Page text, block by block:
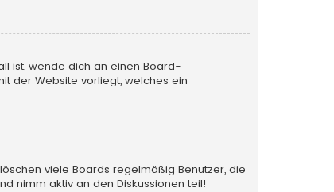
ist, wende dich an einen Board-
der Website vorliegt, welches ein
viele Boards regelmäßig Benutzer, die
nimm aktiv an den Diskussionen teil!